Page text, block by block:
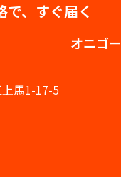
で、すぐ届く
オニゴー
馬1-17-5